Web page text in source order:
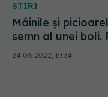
STIRI
Mâinile și
semn al unei boli.
mai afectate
bărbații
24.06.2022, 19:34